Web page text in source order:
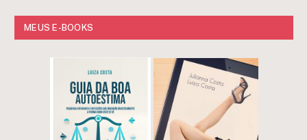
MEUS E-BOOKS